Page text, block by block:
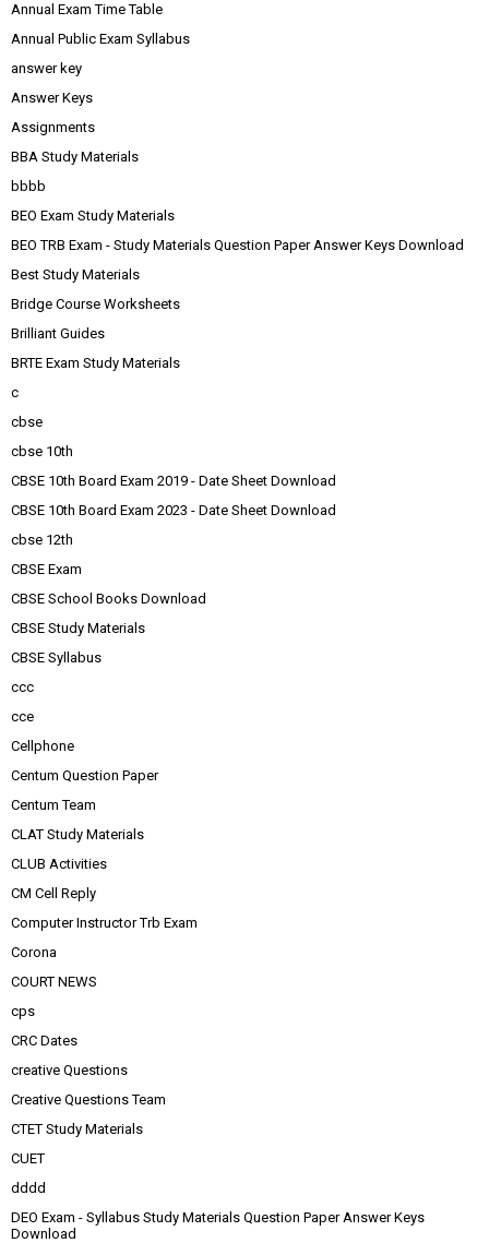
Annual Exam Time Table
Annual Public Exam Syllabus
answer key
Answer Keys
Assignments
BBA Study Materials
bbbb
BEO Exam Study Materials
BEO TRB Exam - Study Materials Question Paper Answer Keys Download
Best Study Materials
Bridge Course Worksheets
Brilliant Guides
BRTE Exam Study Materials
c
cbse
cbse 10th
CBSE 10th Board Exam 2019 - Date Sheet Download
CBSE 10th Board Exam 2023 - Date Sheet Download
cbse 12th
CBSE Exam
CBSE School Books Download
CBSE Study Materials
CBSE Syllabus
ccc
cce
Cellphone
Centum Question Paper
Centum Team
CLAT Study Materials
CLUB Activities
CM Cell Reply
Computer Instructor Trb Exam
Corona
COURT NEWS
cps
CRC Dates
creative Questions
Creative Questions Team
CTET Study Materials
CUET
dddd
DEO Exam - Syllabus Study Materials Question Paper Answer Keys
Download